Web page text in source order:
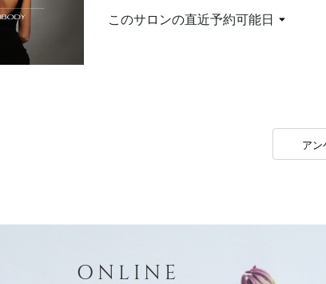
このサロンの直近予約可能日
ア
ONLINE